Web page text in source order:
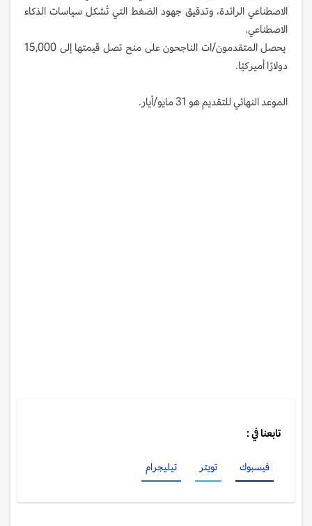
الاصطناعي الرائدة، وتدقيق جهود الضغط التي تُشكل سياسات الذكاء
الاصطناعي.
يحصل المتقدمون/ات الناجحون على منح تصل قيمتها إلى 15,000
دولارًا أميركيًا.
الموعد النهائي للتقديم هو 31 مايو/أيار.
تابعنا في :
فيسبوك تويتر تيليجرام